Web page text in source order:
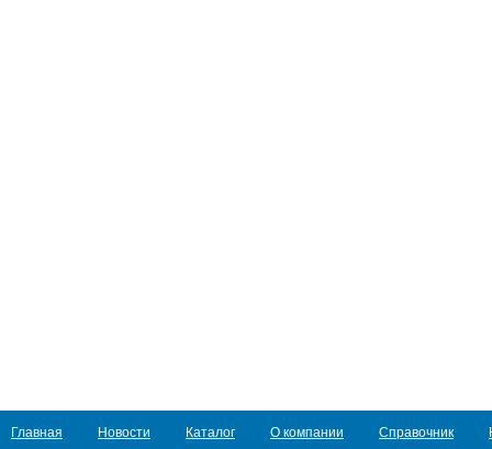
Главная Новости Каталог О компании Справочник